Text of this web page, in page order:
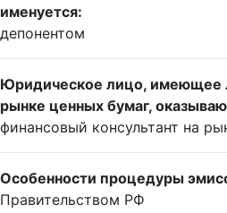
именуется:
депонентом
Юридическое лицо, имеющее
рынке ценных бумаг,
финансовый консультант на
Особенности процедуры
Правительством РФ